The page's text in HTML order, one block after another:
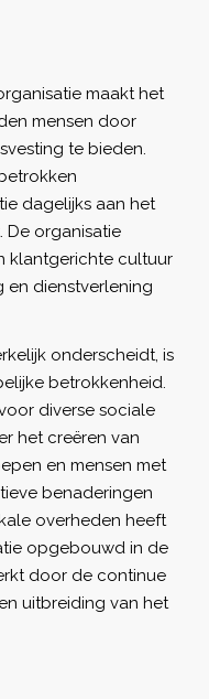
maakt het
mensen door
te bieden.
dagelijks aan het
De organisatie
klantgerichte cultuur
en dienstverlening
onderscheidt, is
betrokkenheid.
diverse sociale
het creëren van
en mensen met
benaderingen
overheden heeft
opgebouwd in de
door de continue
uitbreiding van het